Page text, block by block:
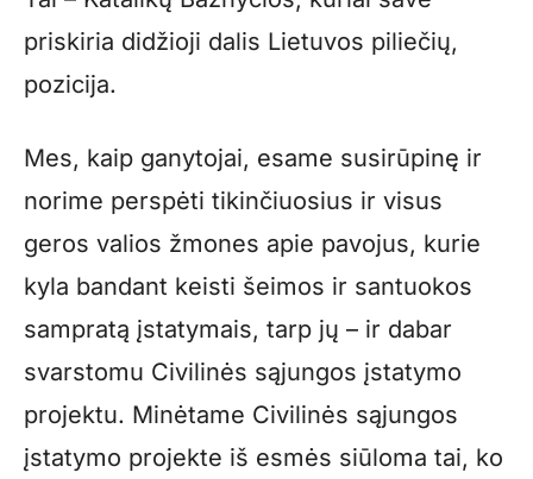
priskiria didžioji dalis Lietuvos piliečių,
pozicija.
Mes, kaip ganytojai, esame susirūpinę ir
norime perspėti tikinčiuosius ir visus
geros valios žmones apie pavojus, kurie
kyla bandant keisti šeimos ir santuokos
sampratą įstatymais, tarp jų – ir dabar
svarstomu Civilinės sąjungos įstatymo
projektu. Minėtame Civilinės sąjungos
įstatymo projekte iš esmės siūloma tai, ko